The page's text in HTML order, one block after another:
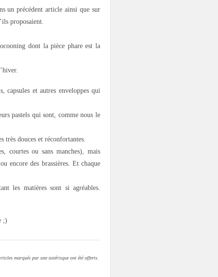
un précédent article ainsi que sur
proposaient.
dont la pièce phare est la
capsules et autres enveloppes qui
pastels qui sont, comme nous le
très douces et réconfortantes.
courtes ou sans manches), mais
encore des brassières. Et chaque
les matières sont si agréables.
;)
marqués par une astérisque ont été offerts.